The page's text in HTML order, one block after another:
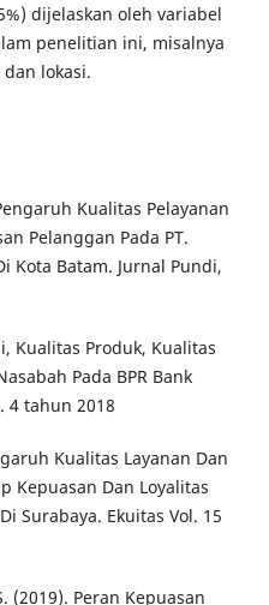
dijelaskan oleh variabel
penelitian ini, misalnya
lokasi.
Kualitas Pelayanan
Pelanggan Pada PT.
Kota Batam. Jurnal Pundi,
Kualitas Produk, Kualitas
Pada BPR Bank
4 tahun 2018
Kualitas Layanan Dan
Kepuasan Dan Loyalitas
Surabaya. Ekuitas Vol. 15
(2019). Peran Kepuasan